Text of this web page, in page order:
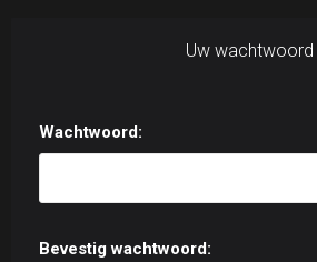
Uw wachtwoord
Wachtwoord:
Bevestig wachtwoord: